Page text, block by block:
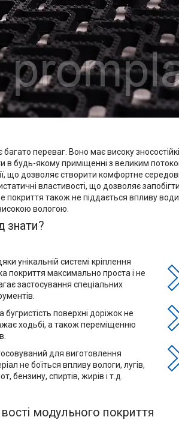
переваг. Воно має високу
в будь-якому приміщенні з великим
що дозволяє створити комфортне
властивості, що дозволяє
покриття також не піддається впливу
вологою.
знати?
унікальній системі кріплення
покриття максимально проста і не
застосування спеціальних
бугристість поверхні доріжок не
ходьбі, а також переміщенню
для виготовлення
не боїться впливу вологи, лугів,
бензину, спиртів, жирів і т.д.
модульного покриття